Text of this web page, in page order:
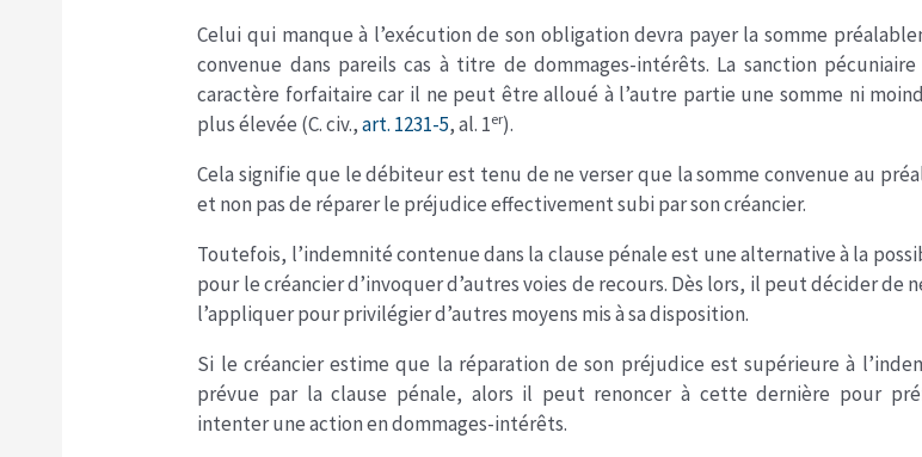
Celui qui manque à l’exécution de son obligation devra payer la somme
convenue dans pareils cas à titre de dommages-intérêts. La sanction
caractère forfaitaire car il ne peut être alloué à l’autre partie une somme ni
plus élevée (C. civ.,art. 1231-5, al. 1er).
Cela signifie que le débiteur est tenu de ne verser que la somme convenue au
et non pas de réparer le préjudice effectivement subi par son créancier.
Toutefois, l’indemnité contenue dans la clause pénale est une alternative à la
pour le créancier d’invoquer d’autres voies de recours. Dès lors, il peut décider de
l’appliquer pour privilégier d’autres moyens mis à sa disposition.
Si le créancier estime que la réparation de son préjudice est supérieure à
prévue par la clause pénale, alors il peut renoncer à cette dernière pour
intenter une action en dommages-intérêts.